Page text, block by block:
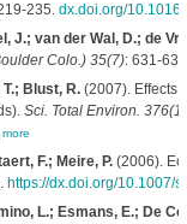
235. dx.doi.org/
J.; van der Wal, D.; de
Colo.) 35(7): 631-
Blust, R.(2007). Effects
Sci. Total Environ.
more
F.; Meire, P.(2006).
https://dx.doi.org/10.1007/
L.; Esmans, E.; De